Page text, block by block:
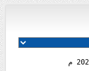
م